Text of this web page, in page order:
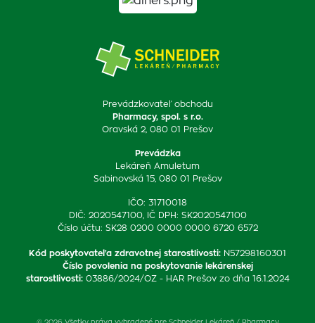
Prevádzkovateľ obchodu
Pharmacy, spol. s r.o.
Oravská 2, 080 01 Prešov
Prevádzka
Lekáreň Amuletum
Sabinovská 15, 080 01 Prešov
IČO: 31710018
DIČ: 2020547100, IČ DPH: SK2020547100
Číslo účtu: SK28 0200 0000 0000 6720 6572
Kód poskytovateľa zdravotnej starostlivosti: N57298160301
Číslo povolenia na poskytovanie lekárenskej
starostlivosti: 03886/2024/OZ - HAR Prešov zo dňa 16.1.2024